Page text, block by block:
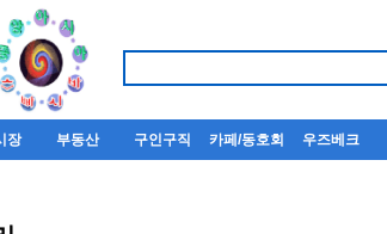
장 부동산 구인구직 카페/동호회 우즈베크